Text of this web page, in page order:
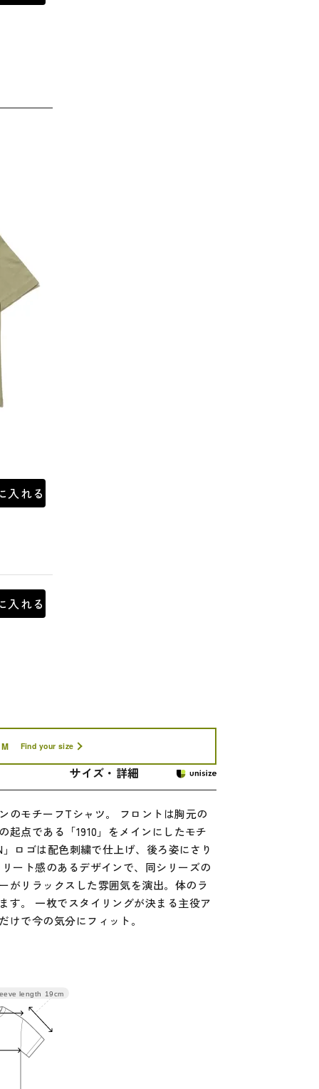
入れる
入れる
M Find your size
サイズ・詳細
のモチーフTシャツ。 フロントは胸元の
起点である「1910」をメインにしたモチ
ロゴは配色刺繍で仕上げ、後ろ姿にさり
ート感のあるデザインで、同シリーズの
がリラックスした雰囲気を演出。体のラ
す。 一枚でスタイリングが決まる主役ア
けで今の気分にフィット。
length 19cm